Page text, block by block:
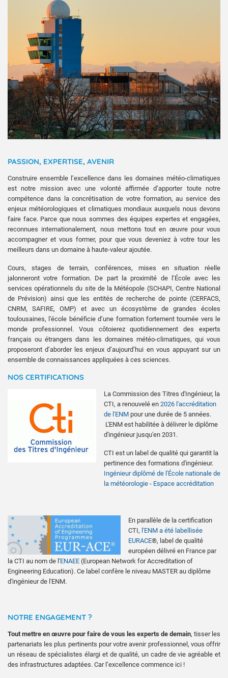
PASSION, EXPERTISE, AVENIR
Construire ensemble l’excellence dans les domaines météo-climatiques
est notre mission avec une volonté affirmée d’apporter toute notre
compétence dans la concrétisation de votre formation, au service des
enjeux météorologiques et climatiques mondiaux auxquels nous devons
faire face. Parce que nous sommes des équipes expertes et engagées,
reconnues internationalement, nous mettons tout en œuvre pour vous
accompagner et vous former, pour que vous deveniez à votre tour les
meilleurs dans un domaine à haute-valeur ajoutée.
Cours, stages de terrain, conférences, mises en situation réelle
jalonneront votre formation. De part la proximité de l’École avec les
services opérationnels du site de la Météopole (SCHAPI, Centre National
de Prévision) ainsi que les entités de recherche de pointe (CERFACS,
CNRM, SAFIRE, OMP) et avec un écosystème de grandes écoles
toulousaines, l'école bénéficie d’une formation fortement tournée vers le
monde professionnel. Vous côtoierez quotidiennement des experts
français ou étrangers dans les domaines météo-climatiques, qui vous
proposeront d’aborder les enjeux d’aujourd’hui en vous appuyant sur un
ensemble de connaissances appliquées à ces sciences.
NOS CERTIFICATIONS
La Commission des Titres d'Ingénieur, la
CTI, a renouvelé en 2026 l'accréditation
de l'ENM pour une durée de 5 années.
L'ENM est habilitée à délivrer le diplôme
d'ingénieur jusqu'en 2031.
CTI est un label de qualité qui garantit la
pertinence des formations d'ingénieur.
Ingénieur diplômé de l'École nationale de
la météorologie - Espace accréditation
En parallèle de la certification
CTI, l'ENM a été labellisée
EURACE®, label de qualité
européen délivré en France par
la CTI au nom de l'ENAEE (European Network for Accreditation of
Engineering Education). Ce label confère le niveau MASTER au diplôme
d'ingénieur de l'ENM.
NOTRE ENGAGEMENT ?
Tout mettre en œuvre pour faire de vous les experts de demain, tisser les
partenariats les plus pertinents pour votre avenir professionnel, vous offrir
un réseau de spécialistes élargi et de qualité, un cadre de vie agréable et
des infrastructures adaptées. Car l’excellence commence ici !